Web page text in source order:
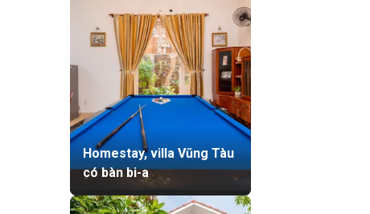
Homestay, villa Vũng Tàu
có bàn bi-a